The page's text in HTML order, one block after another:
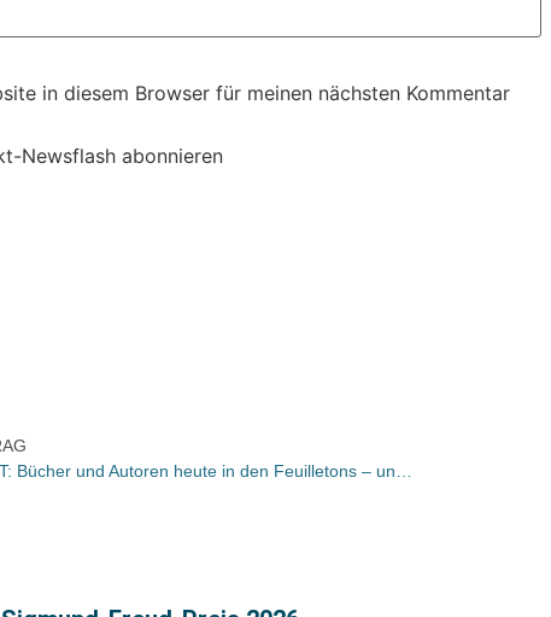
in diesem Browser für meinen nächsten Kommentar
Newsflash abonnieren